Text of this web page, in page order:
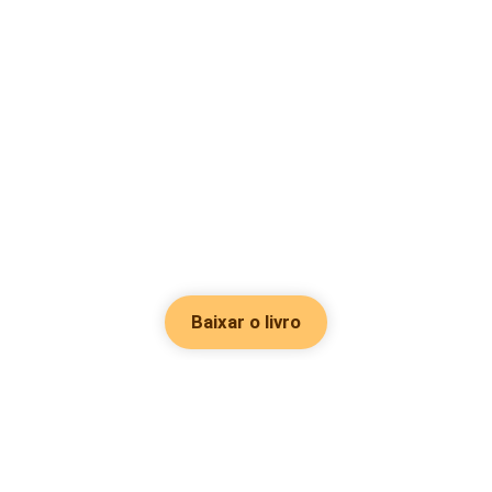
Baixar o livro